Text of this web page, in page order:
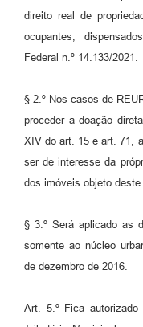
direito real de
ocupantes,
Federal n.º 14.133/2021.
§ 2.º Nos casos de
proceder a doação
XIV do art. 15 e art. 71,
ser de interesse da
dos imóveis objeto deste
§ 3.º Será aplicado as
somente ao núcleo
de dezembro de 2016.
Art. 5.º Fica